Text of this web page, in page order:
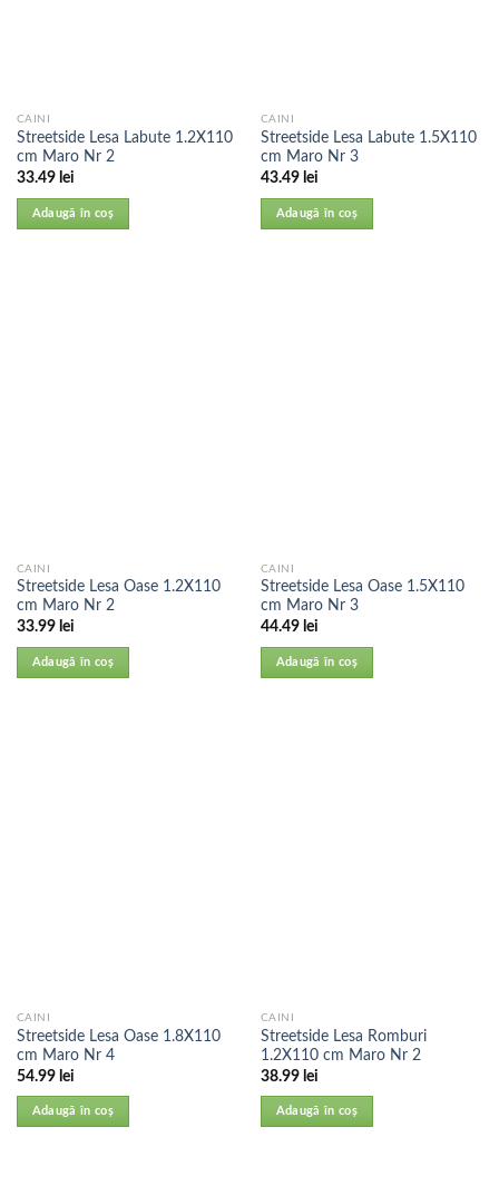
CAINI
Streetside Lesa Labute 1.2X110
cm Maro Nr 2
33.49 lei
Adaugă în coș
CAINI
Streetside Lesa Labute 1.5X110
cm Maro Nr 3
43.49 lei
Adaugă în coș
CAINI
Streetside Lesa Oase 1.2X110
cm Maro Nr 2
33.99 lei
Adaugă în coș
CAINI
Streetside Lesa Oase 1.5X110
cm Maro Nr 3
44.49 lei
Adaugă în coș
CAINI
Streetside Lesa Oase 1.8X110
cm Maro Nr 4
54.99 lei
Adaugă în coș
CAINI
Streetside Lesa Romburi
1.2X110 cm Maro Nr 2
38.99 lei
Adaugă în coș